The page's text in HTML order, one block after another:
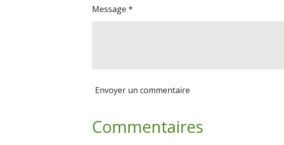
Message *
Envoyer un commentaire
Commentaires